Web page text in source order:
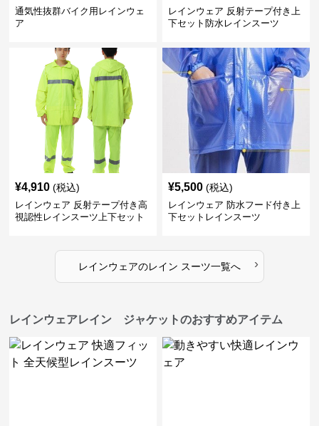
通気性抜群バイク用レインウェ
ア
レインウェア 反射テープ付き上
下セット防水レインスーツ
¥4,910 (税込)
レインウェア 反射テープ付き高
視認性レインスーツ上下セット
¥5,500 (税込)
レインウェア 防水フード付き上
下セットレインスーツ
レインウェアのレイン スーツ一覧へ ›
レインウェアレイン ジャケットのおすすめアイテム